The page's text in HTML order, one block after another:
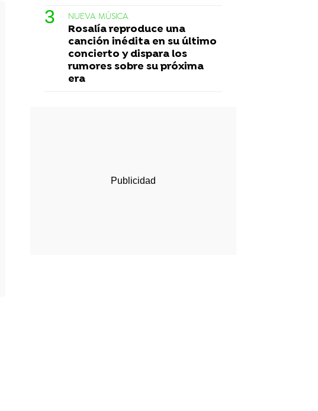
NUEVA MÚSICA
Rosalía reproduce una
canción inédita en su último
concierto y dispara los
rumores sobre su próxima
era